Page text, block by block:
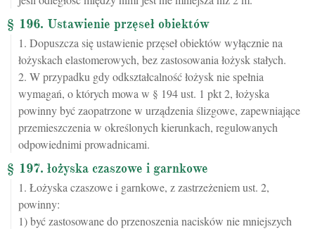
§ 196. Ustawienie przęseł obiektów
1. Dopuszcza się ustawienie przęseł obiektów wyłącznie na
łożyskach elastomerowych, bez zastosowania łożysk stałych.
2. W przypadku gdy odkształcalność łożysk nie spełnia
wymagań, o których mowa w § 194 ust. 1 pkt 2, łożyska
powinny być zaopatrzone w urządzenia ślizgowe, zapewniające
przemieszczenia w określonych kierunkach, regulowanych
odpowiednimi prowadnicami.
§ 197. łożyska czaszowe i garnkowe
1. Łożyska czaszowe i garnkowe, z zastrzeżeniem ust. 2,
powinny:
1) być zastosowane do przenoszenia nacisków nie mniejszych